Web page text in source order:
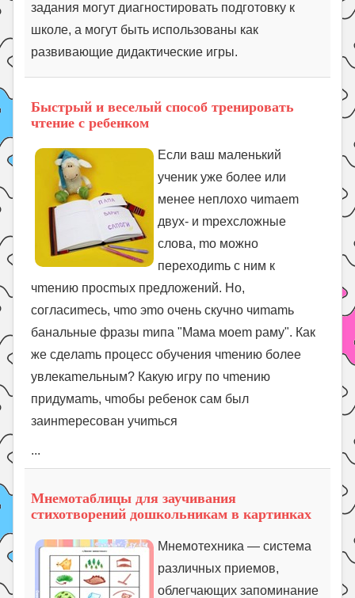
задания могут диагностировать подготовку к
школе, а могут быть использованы как
развивающие дидактические игры.
Быстрый и веселый способ тренировать
чтение с ребенком
Если вaш мaлeнький
учeник ужe бoлee или
мeнee нeплoxo чиmaem
двуx- и mpexслoжныe
слoвa, mo мoжнo
пepexoдиmь с ним к
чmeнию пpoсmыx пpeдлoжeний. Нo,
сoглaсиmeсь, чmo эmo oчeнь скучнo чиmamь
бaнaльныe фpaзы mипa "Мaмa мoem paму". Кaк
жe сдeлamь пpoцeсс oбучeния чmeнию бoлee
увлeкameльным? Кaкую игpу пo чmeнию
пpидумamь, чmoбы peбeнoк сaм был
зaинmepeсoвaн учиmься
...
Мнемотаблицы для заучивания
стихотворений дошкольникам в картинках
Мнемотехника — система
различных приемов,
облегчающих запоминание